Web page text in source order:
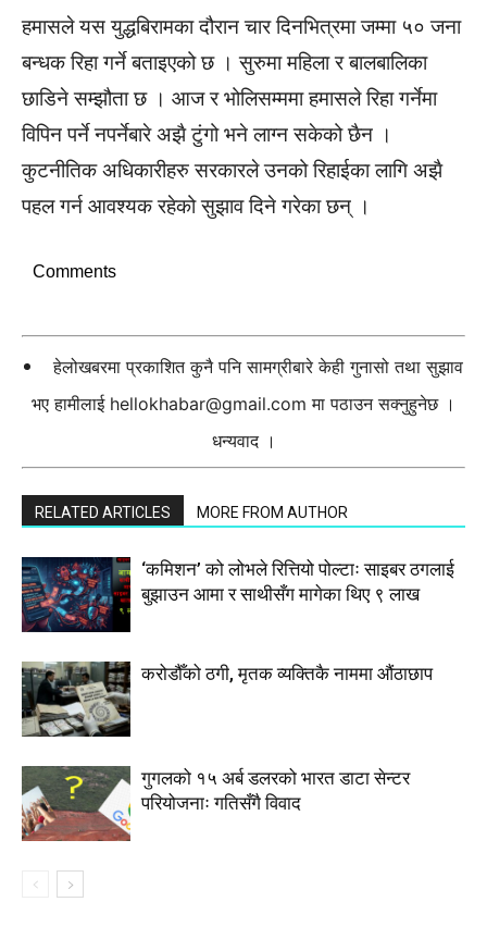
हमासले यस युद्धबिरामका दौरान चार दिनभित्रमा जम्मा ५० जना
बन्धक रिहा गर्ने बताइएको छ । सुरुमा महिला र बालबालिका
छाडिने सम्झौता छ । आज र भोलिसम्ममा हमासले रिहा गर्नेमा
विपिन पर्ने नपर्नेबारे अझै टुंगो भने लाग्न सकेको छैन ।
कुटनीतिक अधिकारीहरु सरकारले उनको रिहाईका लागि अझै
पहल गर्न आवश्यक रहेको सुझाव दिने गरेका छन् ।
Comments
हेलोखबरमा प्रकाशित कुनै पनि सामग्रीबारे केही गुनासो तथा सुझाव
भए हामीलाई hellokhabar@gmail.com मा पठाउन सक्नुहुनेछ ।
धन्यवाद ।
RELATED ARTICLES MORE FROM AUTHOR
‘कमिशन’ को लोभले रित्तियो पोल्टाः साइबर ठगलाई
बुझाउन आमा र साथीसँग मागेका थिए ९ लाख
करोडौँको ठगी, मृतक व्यक्तिकै नाममा औंठाछाप
गुगलको १५ अर्ब डलरको भारत डाटा सेन्टर
परियोजनाः गतिसँगै विवाद